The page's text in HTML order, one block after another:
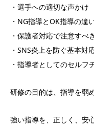
・選手への適切な声かけ
・NG指導とOK指導の違
・保護者対応で注意すべ
・SNS炎上を防ぐ基本対
・指導者としてのセルフ
研修の目的は、指導を弱
強い指導を、正しく、安